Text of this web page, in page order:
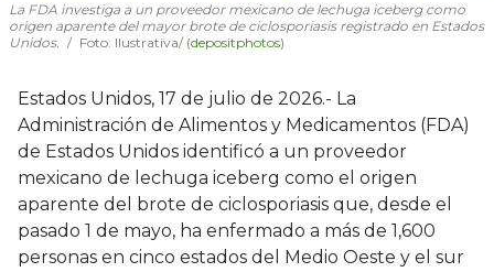
La FDA investiga a un proveedor mexicano de lechuga iceberg como
origen aparente del mayor brote de ciclosporiasis registrado en Estados
Unidos.
Foto: Ilustrativa/ (depositphotos)
Estados Unidos, 17 de julio de 2026.- La
Administración de Alimentos y Medicamentos (FDA)
de Estados Unidos identificó a un proveedor
mexicano de lechuga iceberg como el origen
aparente del brote de ciclosporiasis que, desde el
pasado 1 de mayo, ha enfermado a más de 1,600
personas en cinco estados del Medio Oeste y el sur